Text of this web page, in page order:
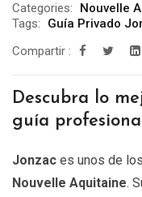
Categories: Nouvelle
Tags:
Guía Privado
Compartir :
Descubra lo
guía
Jonzac es unos de
Nouvelle Aquitaine.